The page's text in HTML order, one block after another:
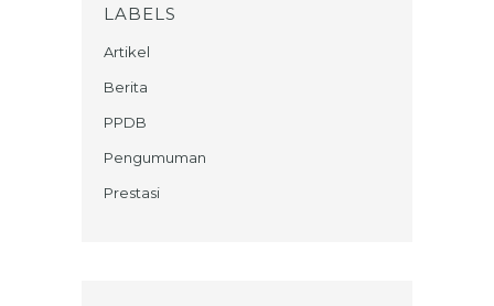
LABELS
Artikel
Berita
PPDB
Pengumuman
Prestasi